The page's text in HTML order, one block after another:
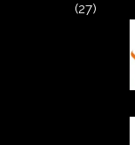
(27)